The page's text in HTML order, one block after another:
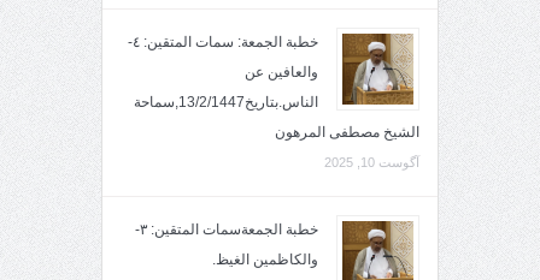
خطبة الجمعة: سمات المتقين: ٤-
والعافين عن
الناس.بتاريخ13/2/1447,سماحة
الشيخ مصطفى المرهون
آگوست 10, 2025
خطبة الجمعةسمات المتقين: ٣-
والكاظمين الغيظ.